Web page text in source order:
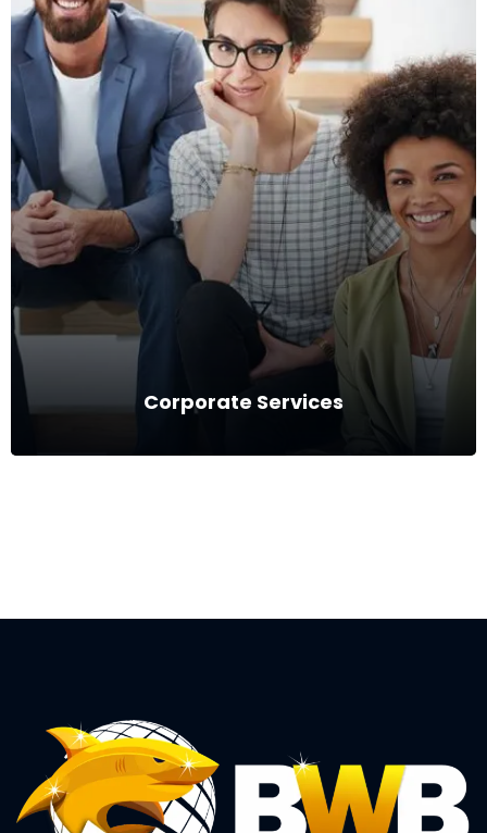
Sindicate Loan
Criação e gestão de Sindicatos de Captação de recursos, ideal
para recorrência de grandes projetos.
Ver mais
Corporate Services
Corporate Services